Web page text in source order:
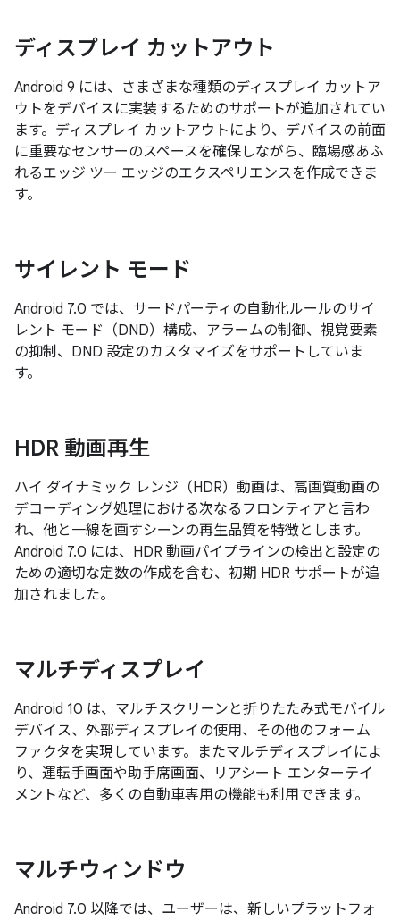
ディスプレイ カットアウト
Android 9 には、さまざまな種類のディスプレイ カットア
ウトをデバイスに実装するためのサポートが追加されてい
ます。ディスプレイ カットアウトにより、デバイスの前面
に重要なセンサーのスペースを確保しながら、臨場感あふ
れるエッジ ツー エッジのエクスペリエンスを作成できま
す。
サイレント モード
Android 7.0 では、サードパーティの自動化ルールのサイ
レント モード（DND）構成、アラームの制御、視覚要素
の抑制、DND 設定のカスタマイズをサポートしていま
す。
HDR 動画再生
ハイ ダイナミック レンジ（HDR）動画は、高画質動画の
デコーディング処理における次なるフロンティアと言わ
れ、他と一線を画すシーンの再生品質を特徴とします。
Android 7.0 には、HDR 動画パイプラインの検出と設定の
ための適切な定数の作成を含む、初期 HDR サポートが追
加されました。
マルチディスプレイ
Android 10 は、マルチスクリーンと折りたたみ式モバイル
デバイス、外部ディスプレイの使用、その他のフォーム
ファクタを実現しています。またマルチディスプレイによ
り、運転手画面や助手席画面、リアシート エンターテイ
メントなど、多くの自動車専用の機能も利用できます。
マルチウィンドウ
Android 7.0 以降では、ユーザーは、新しいプラットフォ